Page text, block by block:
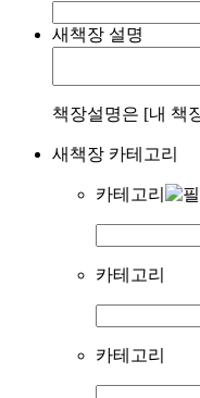
새책장 설명
책장설명은 [내 책
새책장 카테고리
카테고리
카테고리
카테고리